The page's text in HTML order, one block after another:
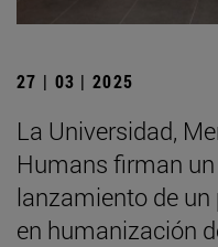
27 | 03 | 2025
La Universidad,
Humans firman
lanzamiento de
en humanización